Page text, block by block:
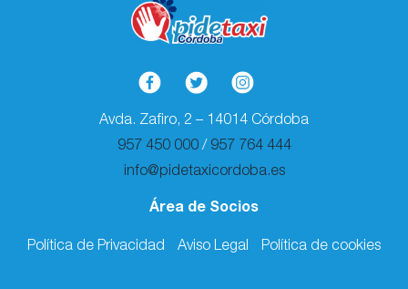
Avda. Zafiro, 2 – 14014 Córdoba
957 450 000/ 957 764 444
info@pidetaxicordoba.es
Área de Socios
Política de Privacidad Aviso Legal Política de cookies